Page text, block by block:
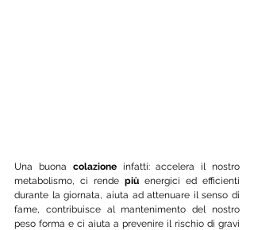
Una buona colazione infatti: accelera il nostro
metabolismo, ci rende più energici ed efficienti
durante la giornata, aiuta ad attenuare il senso di
fame, contribuisce al mantenimento del nostro
peso forma e ci aiuta a prevenire il rischio di gravi